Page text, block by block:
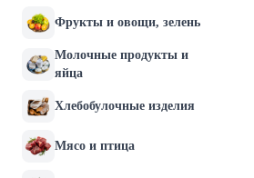
Фрукты и овощи, зелень
Молочные продукты и
яйца
Хлебобулочные изделия
Мясо и птица